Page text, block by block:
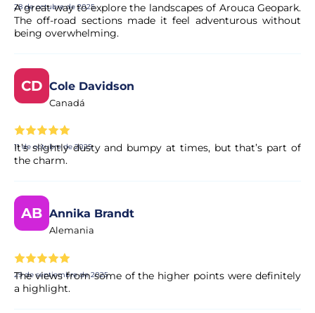
28 de octubre de 2025
A great way to explore the landscapes of Arouca Geopark.
The off-road sections made it feel adventurous without
being overwhelming.
CD Cole Davidson
Canadá
11 de octubre de 2025
It’s slightly dusty and bumpy at times, but that’s part of
the charm.
AB Annika Brandt
Alemania
29 de septiembre de 2025
The views from some of the higher points were definitely
a highlight.